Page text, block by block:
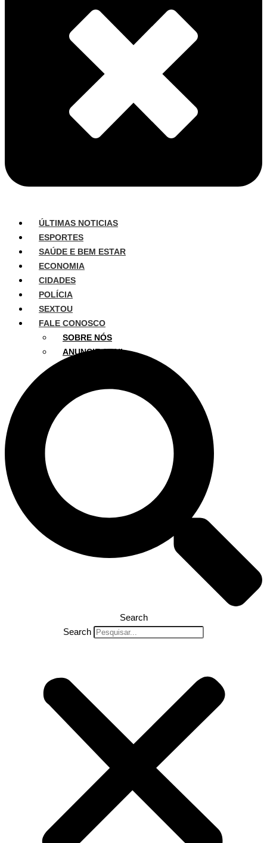
ÚLTIMAS NOTICIAS
ESPORTES
SAÚDE E BEM ESTAR
ECONOMIA
CIDADES
POLÍCIA
SEXTOU
FALE CONOSCO
SOBRE NÓS
ANUNCIE AQUI
Search
Search